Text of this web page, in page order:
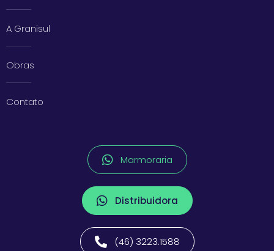
A Granisul
Obras
Contato
Marmoraria
Distribuidora
(46) 3223.1588